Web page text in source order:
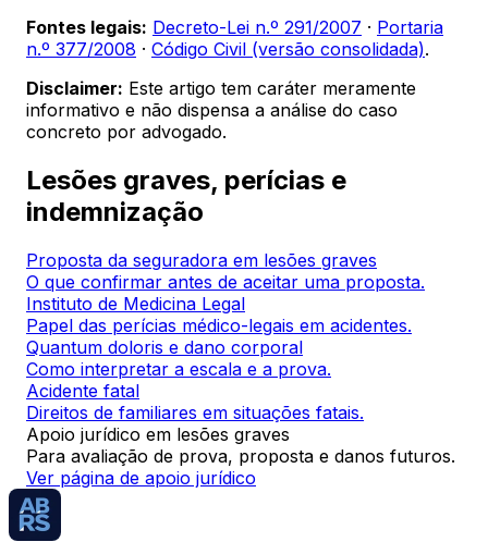
Fontes legais: Decreto-Lei n.º 291/2007 · Portaria
n.º 377/2008 · Código Civil (versão consolidada).
Disclaimer: Este artigo tem caráter meramente
informativo e não dispensa a análise do caso
concreto por advogado.
Lesões graves, perícias e
indemnização
Proposta da seguradora em lesões graves
O que confirmar antes de aceitar uma proposta.
Instituto de Medicina Legal
Papel das perícias médico-legais em acidentes.
Quantum doloris e dano corporal
Como interpretar a escala e a prova.
Acidente fatal
Direitos de familiares em situações fatais.
Apoio jurídico em lesões graves
Para avaliação de prova, proposta e danos futuros.
Ver página de apoio jurídico